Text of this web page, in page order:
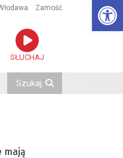
Zamość
SŁUCHAJ
mają